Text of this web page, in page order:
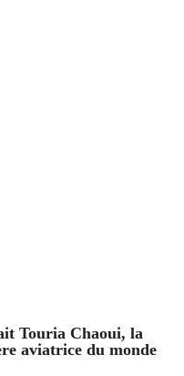
Touria Chaoui, la
aviatrice du monde